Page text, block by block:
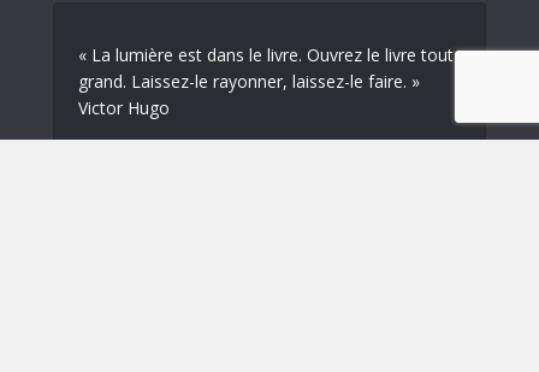
« La lumière est dans le livre. Ouvrez le livre tout
grand. Laissez-le rayonner, laissez-le faire. »
Victor Hugo